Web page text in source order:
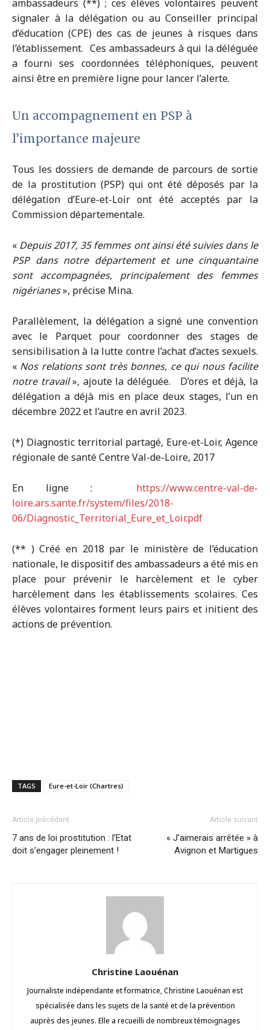
ambassadeurs (**) ; ces élèves volontaires peuvent
signaler à la délégation ou au Conseiller principal
d’éducation (CPE) des cas de jeunes à risques dans
l’établissement. Ces ambassadeurs à qui la déléguée
a fourni ses coordonnées téléphoniques, peuvent
ainsi être en première ligne pour lancer l’alerte.
Un accompagnement en PSP à
l’importance majeure
Tous les dossiers de demande de parcours de sortie
de la prostitution (PSP) qui ont été déposés par la
délégation d’Eure-et-Loir ont été acceptés par la
Commission départementale.
« Depuis 2017, 35 femmes ont ainsi été suivies dans le
PSP dans notre département et une cinquantaine
sont accompagnées, principalement des femmes
nigérianes», précise Mina.
Parallèlement, la délégation a signé une convention
avec le Parquet pour coordonner des stages de
sensibilisation à la lutte contre l’achat d’actes sexuels.
« Nos relations sont très bonnes, ce qui nous facilite
notre travail», ajoute la déléguée. D’ores et déjà, la
délégation a déjà mis en place deux stages, l’un en
décembre 2022 et l’autre en avril 2023.
(*) Diagnostic territorial partagé, Eure-et-Loir, Agence
régionale de santé Centre Val-de-Loire, 2017
En ligne : https://www.centre-val-de-
loire.ars.sante.fr/system/files/2018-
06/Diagnostic_Territorial_Eure_et_Loir.pdf
(** ) Créé en 2018 par le ministère de l’éducation
nationale, le dispositif des ambassadeurs a été mis en
place pour prévenir le harcèlement et le cyber
harcèlement dans les établissements scolaires. Ces
élèves volontaires forment leurs pairs et initient des
actions de prévention.
TAGS Eure-et-Loir (Chartres)
Article précédent
7 ans de loi prostitution : l’Etat
doit s’engager pleinement !
Article suivant
« J’aimerais arrêtée » à
Avignon et Martigues
Christine Laouénan
Journaliste indépendante et formatrice, Christine Laouénan est
spécialisée dans les sujets de la santé et de la prévention
auprès des jeunes. Elle a recueilli de nombreux témoignages